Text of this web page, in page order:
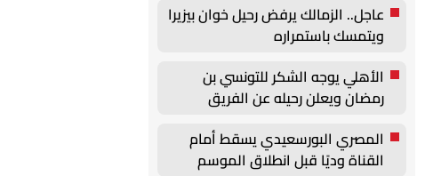
عاجل.. الزمالك يرفض رحيل خوان بيزيرا
ويتمسك باستمراره
الأهلي يوجه الشكر للتونسي بن
رمضان ويعلن رحيله عن الفريق
المصري البورسعيدي يسقط أمام
القناة وديًا قبل انطلاق الموسم